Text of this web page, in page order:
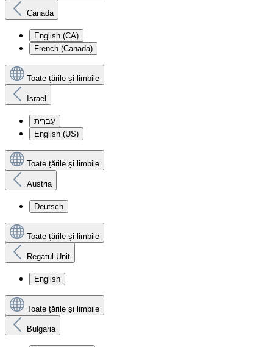
Canada
English (CA)
French (Canada)
Toate țările și limbile
Israel
עִברִית
English (US)
Toate țările și limbile
Austria
Deutsch
Toate țările și limbile
Regatul Unit
English
Toate țările și limbile
Bulgaria